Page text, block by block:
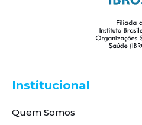
Institucional
Quem Somos